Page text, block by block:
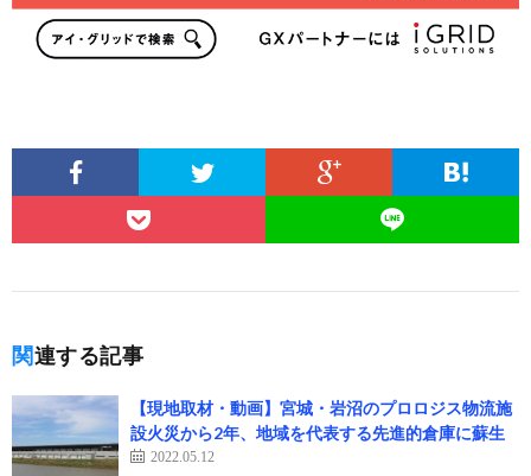
関連する記事
【現地取材・動画】宮城・岩沼のプロロジス物流施
設火災から2年、地域を代表する先進的倉庫に蘇生
2022.05.12